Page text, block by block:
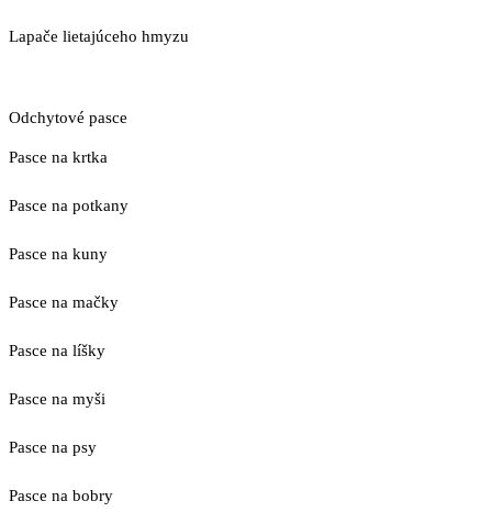
Lapače lietajúceho hmyzu
Odchytové pasce
Pasce na krtka
Pasce na potkany
Pasce na kuny
Pasce na mačky
Pasce na líšky
Pasce na myši
Pasce na psy
Pasce na bobry